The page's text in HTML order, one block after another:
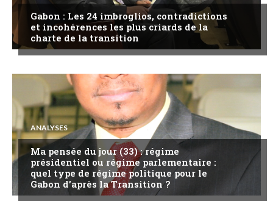
Gabon : Les 24 imbroglios, contradictions
et incohérences les plus criards de la
charte de la transition
ANALYSES
Ma pensée du jour (33) : régime
présidentiel ou régime parlementaire :
quel type de régime politique pour le
Gabon d’après la Transition ?